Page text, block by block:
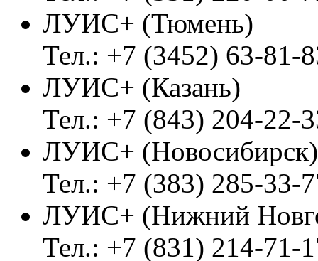
ЛУИС+ (Тюмень)
Тел.: +7 (3452) 63-81-
ЛУИС+ (Казань)
Тел.: +7 (843) 204-22-
ЛУИС+ (Новосибирск)
Тел.: +7 (383) 285-33-
ЛУИС+ (Нижний
Тел.: +7 (831) 214-71-